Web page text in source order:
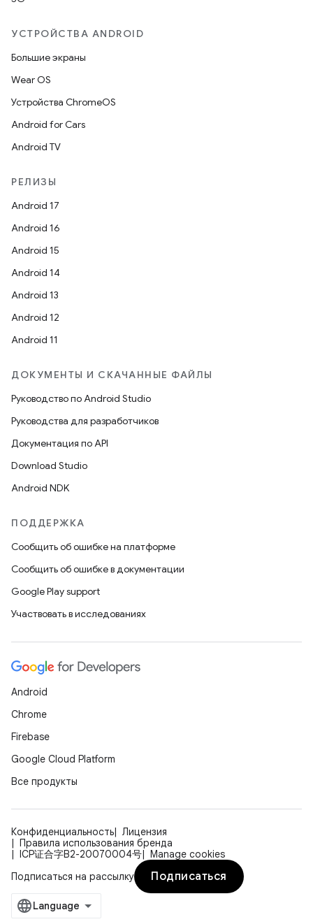
УСТРОЙСТВА ANDROID
Большие экраны
Wear OS
Устройства ChromeOS
Android for Cars
Android TV
РЕЛИЗЫ
Android 17
Android 16
Android 15
Android 14
Android 13
Android 12
Android 11
ДОКУМЕНТЫ И СКАЧАННЫЕ ФАЙЛЫ
Руководство по Android Studio
Руководства для разработчиков
Документация по API
Download Studio
Android NDK
ПОДДЕРЖКА
Сообщить об ошибке на платформе
Сообщить об ошибке в документации
Google Play support
Участвовать в исследованиях
Android
Chrome
Firebase
Google Cloud Platform
Все продукты
Конфиденциальность
Лицензия
Правила использования бренда
ICP证合字B2-20070004号
Manage cookies
Подписаться на рассылку
Подписаться